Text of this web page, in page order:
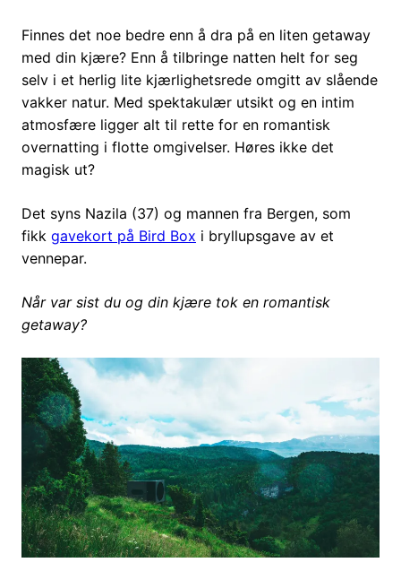
Finnes det noe bedre enn å dra på en liten getaway
med din kjære? Enn å tilbringe natten helt for seg
selv i et herlig lite kjærlighetsrede omgitt av slående
vakker natur. Med spektakulær utsikt og en intim
atmosfære ligger alt til rette for en romantisk
overnatting i flotte omgivelser. Høres ikke det
magisk ut?
Det syns Nazila (37) og mannen fra Bergen, som
fikk gavekort på Bird Box i bryllupsgave av et
vennepar.
Når var sist du og din kjære tok en romantisk
getaway?